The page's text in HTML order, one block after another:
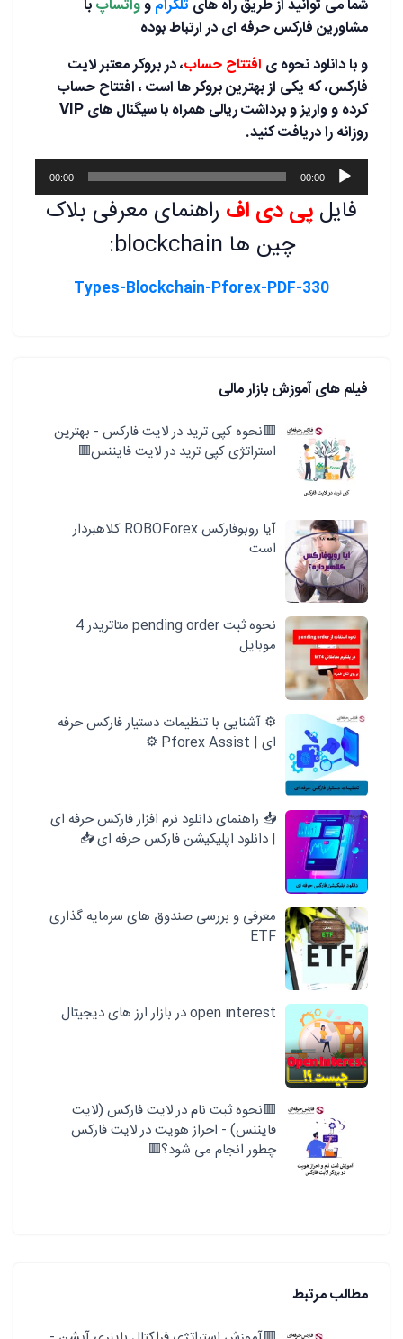
شما می توانید از طریق راه های تلگراموواتساپبا
مشاورین فارکس حرفه ای در ارتباط بوده
و با دانلود نحوه ی افتتاح حساب، در بروکر معتبر لایت
فارکس، که یکی از بهترین بروکر ها است ، افتتاح حساب
کرده و واریز و برداشت ریالی همراه با سیگنال های VIP
روزانه را دریافت کنید.
پخش‌کننده
صوت
00:00
00:00
فایل پی دی اف راهنمای معرفی بلاک
چین ها blockchain:
330-Types-Blockchain-Pforex-PDF
فیلم های آموزش بازار مالی
🟥نحوه کپی ترید در لایت فارکس - بهترین
استراتژی کپی ترید در لایت فایننس🟥
آیا روبوفارکس ROBOForex کلاهبردار
است
نحوه ثبت pending order متاتریدر 4
موبایل
⚙️ آشنایی با تنظیمات دستیار فارکس حرفه
ای | Pforex Assist ⚙️
📥 راهنمای دانلود نرم افزار فارکس حرفه ای
| دانلود اپلیکیشن فارکس حرفه ای 📥
معرفی و بررسی صندوق های سرمایه گذاری
ETF
open interest در بازار ارز های دیجیتال
🟥نحوه ثبت نام در لایت فارکس (لایت
فایننس) - احراز هویت در لایت فارکس
چطور انجام می شود؟🟥
مطالب مرتبط